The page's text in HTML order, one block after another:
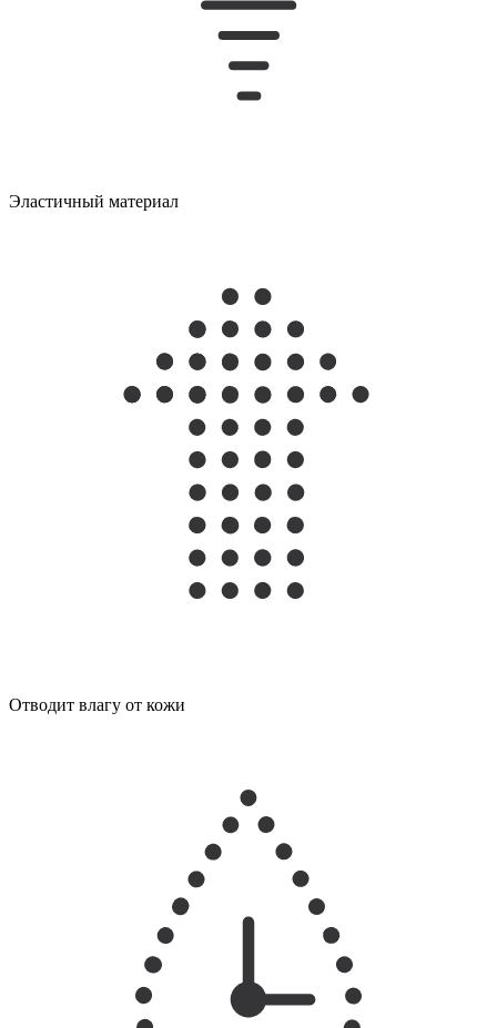
Эластичный материал
Отводит влагу от кожи